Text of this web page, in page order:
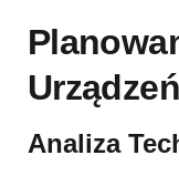
Urządzeń
Analiza